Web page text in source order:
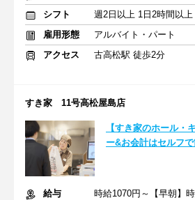
シフト
週2日以上 1日2時間以上
雇用形態
アルバイト・パート
アクセス
古高松駅 徒歩2分
すき家 11号高松屋島店
【すき家のホール・
ー&お会計はセルフ
給与